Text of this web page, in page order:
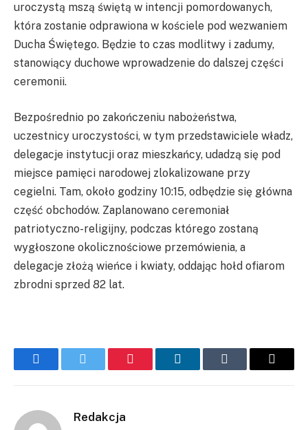
uroczystą mszą świętą w intencji pomordowanych,
która zostanie odprawiona w kościele pod wezwaniem
Ducha Świętego. Będzie to czas modlitwy i zadumy,
stanowiący duchowe wprowadzenie do dalszej części
ceremonii.
Bezpośrednio po zakończeniu nabożeństwa,
uczestnicy uroczystości, w tym przedstawiciele władz,
delegacje instytucji oraz mieszkańcy, udadzą się pod
miejsce pamięci narodowej zlokalizowane przy
cegielni. Tam, około godziny 10:15, odbędzie się główna
część obchodów. Zaplanowano ceremoniał
patriotyczno-religijny, podczas którego zostaną
wygłoszone okolicznościowe przemówienia, a
delegacje złożą wieńce i kwiaty, oddając hołd ofiarom
zbrodni sprzed 82 lat.
FacebookTwitter Pinterest LinkedInTumblr Email
Redakcja